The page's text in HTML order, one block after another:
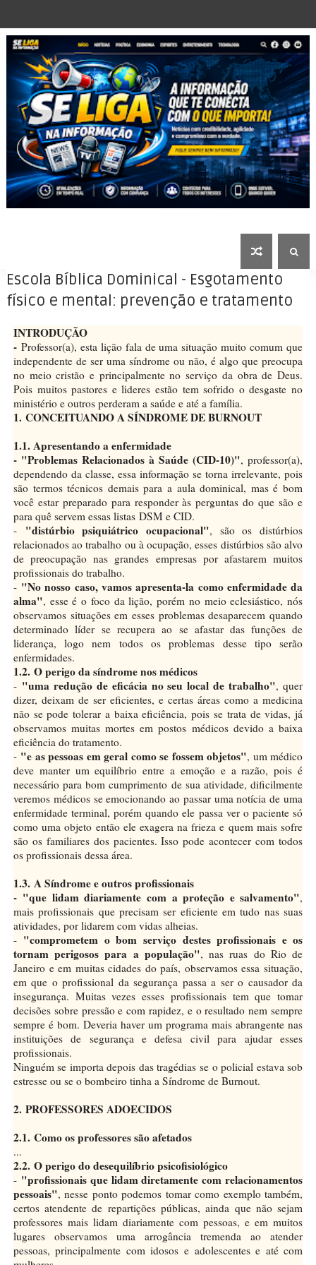
Escola Bíblica Dominical - Esgotamento
físico e mental: prevenção e tratamento
INTRODUÇÃO
- Professor(a), esta lição fala de uma situação muito comum que
independente de ser uma síndrome ou não, é algo que preocupa
no meio cristão e principalmente no serviço da obra de Deus.
Pois muitos pastores e lideres estão tem sofrido o desgaste no
ministério e outros perderam a saúde e até a família.
1. CONCEITUANDO A SÍNDROME DE BURNOUT
1.1. Apresentando a enfermidade
- "Problemas Relacionados à Saúde (CID-10)", professor(a),
dependendo da classe, essa informação se torna irrelevante, pois
são termos técnicos demais para a aula dominical, mas é bom
você estar preparado para responder às perguntas do que são e
para quê servem essas listas DSM e CID.
- "distúrbio psiquiátrico ocupacional", são os distúrbios
relacionados ao trabalho ou à ocupação, esses distúrbios são alvo
de preocupação nas grandes empresas por afastarem muitos
profissionais do trabalho.
- "No nosso caso, vamos apresenta-la como enfermidade da
alma", esse é o foco da lição, porém no meio eclesiástico, nós
observamos situações em esses problemas desaparecem quando
determinado líder se recupera ao se afastar das funções de
liderança, logo nem todos os problemas desse tipo serão
enfermidades.
1.2. O perigo da síndrome nos médicos
- "uma redução de eficácia no seu local de trabalho", quer
dizer, deixam de ser eficientes, e certas áreas como a medicina
não se pode tolerar a baixa eficiência, pois se trata de vidas, já
observamos muitas mortes em postos médicos devido a baixa
eficiência do tratamento.
- "e as pessoas em geral como se fossem objetos", um médico
deve manter um equilíbrio entre a emoção e a razão, pois é
necessário para bom cumprimento de sua atividade, dificilmente
veremos médicos se emocionando ao passar uma notícia de uma
enfermidade terminal, porém quando ele passa ver o paciente só
como uma objeto então ele exagera na frieza e quem mais sofre
são os familiares dos pacientes. Isso pode acontecer com todos
os profissionais dessa área.
1.3. A Síndrome e outros profissionais
- "que lidam diariamente com a proteção e salvamento",
mais profissionais que precisam ser eficiente em tudo nas suas
atividades, por lidarem com vidas alheias.
- "comprometem o bom serviço destes profissionais e os
tornam perigosos para a população", nas ruas do Rio de
Janeiro e em muitas cidades do país, observamos essa situação,
em que o profissional da segurança passa a ser o causador da
insegurança. Muitas vezes esses profissionais tem que tomar
decisões sobre pressão e com rapidez, e o resultado nem sempre
sempre é bom. Deveria haver um programa mais abrangente nas
instituições de segurança e defesa civil para ajudar esses
profissionais.
Ninguém se importa depois das tragédias se o policial estava sob
estresse ou se o bombeiro tinha a Síndrome de Burnout.
2. PROFESSORES ADOECIDOS
2.1. Como os professores são afetados
...
2.2. O perigo do desequilíbrio psicofisiológico
- "profissionais que lidam diretamente com relacionamentos
pessoais", nesse ponto podemos tomar como exemplo também,
certos atendente de repartições públicas, ainda que não sejam
professores mais lidam diariamente com pessoas, e em muitos
lugares observamos uma arrogância tremenda ao atender
pessoas, principalmente com idosos e adolescentes e até com